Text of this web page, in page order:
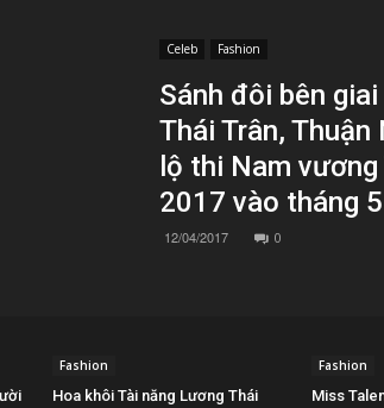
Celeb Fashion
Sánh đôi bên
Thái Trân,
lộ thi Nam
2017 vào tháng 5
12/04/2017 0
Fashion
Hoa khôi Tài năng Lương Thái
Fashion
Miss